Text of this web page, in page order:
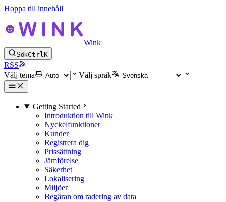
Hoppa till innehåll
Wink
SökCtrlK
RSS
Välj tema
Välj språk
Getting Started
Introduktion till Wink
Nyckelfunktioner
Kunder
Registrera dig
Prissättning
Jämförelse
Säkerhet
Lokalisering
Miljöer
Begäran om radering av data